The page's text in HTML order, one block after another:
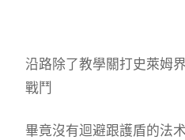
沿路除了教學關打史萊姆
戰鬥
畢竟沒有迴避跟護盾的法